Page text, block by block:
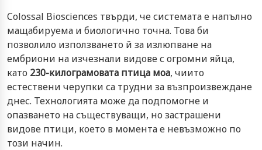
Colossal Biosciences твърди, че системата е напълно
мащабируема и биологично точна. Това би
позволило използването й за излюпване на
ембриони на изчезнали видове с огромни яйца,
като 230-килограмовата птица моа, чиито
естествени черупки са трудни за възпроизвеждане
днес. Технологията може да подпомогне и
опазването на съществуващи, но застрашени
видове птици, което в момента е невъзможно по
този начин.